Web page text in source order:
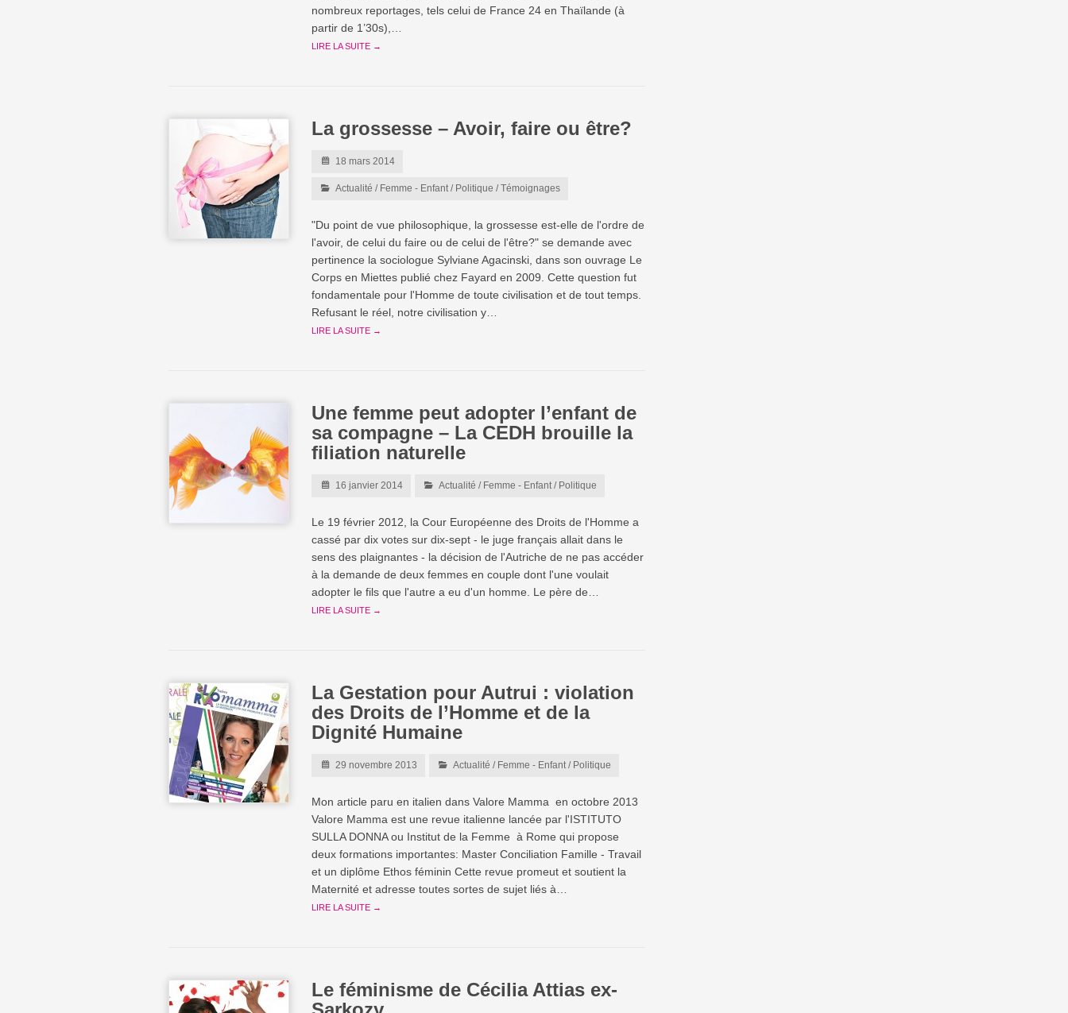
nombreux reportages, tels celui de France 24 en Thaïlande (à
partir de 1’30s),…
LIRE LA SUITE →
La grossesse – Avoir, faire ou être?
18 mars 2014
Actualité / Femme - Enfant/ Politique /Témoignages
"Du point de vue philosophique, la grossesse est-elle de l'ordre de
l'avoir, de celui du faire ou de celui de l'être?" se demande avec
pertinence la sociologue Sylviane Agacinski, dans son ouvrage Le
Corps en Miettes publié chez Fayard en 2009. Cette question fut
fondamentale pour l'Homme de toute civilisation et de tout temps.
Refusant le réel, notre civilisation y…
LIRE LA SUITE →
Une femme peut adopter l’enfant de
sa compagne – La CEDH brouille la
filiation naturelle
16 janvier 2014 Actualité / Femme - Enfant/ Politique
Le 19 février 2012, la Cour Européenne des Droits de l'Homme a
cassé par dix votes sur dix-sept - le juge français allait dans le
sens des plaignantes - la décision de l'Autriche de ne pas accéder
à la demande de deux femmes en couple dont l'une voulait
adopter le fils que l'autre a eu d'un homme. Le père de…
LIRE LA SUITE →
La Gestation pour Autrui : violation
des Droits de l’Homme et de la
Dignité Humaine
29 novembre 2013 Actualité / Femme - Enfant/ Politique
Mon article paru en italien dans Valore Mamma en octobre 2013
Valore Mamma est une revue italienne lancée par l'ISTITUTO
SULLA DONNA ou Institut de la Femme à Rome qui propose
deux formations importantes: Master Conciliation Famille - Travail
et un diplôme Ethos féminin Cette revue promeut et soutient la
Maternité et adresse toutes sortes de sujet liés à…
LIRE LA SUITE →
Le féminisme de Cécilia Attias ex-